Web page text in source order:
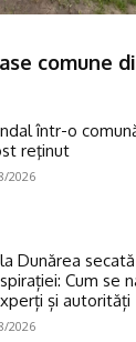
comune
într-o
reţinut
2026
Dunărea
Cum se
și autorități
2026